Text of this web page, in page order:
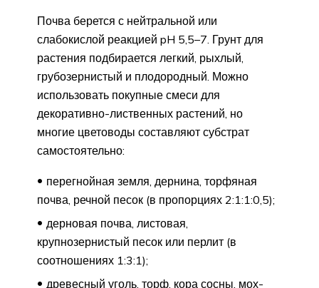
Почва берется с нейтральной или
слабокислой реакцией pH 5,5–7. Грунт для
растения подбирается легкий, рыхлый,
грубозернистый и плодородный. Можно
использовать покупные смеси для
декоративно-лиственных растений, но
многие цветоводы составляют субстрат
самостоятельно:
перегнойная земля, дернина, торфяная
почва, речной песок (в пропорциях 2:1:1:0,5);
дерновая почва, листовая,
крупнозернистый песок или перлит (в
соотношениях 1:3:1);
древесный уголь, торф, кора сосны, мох-